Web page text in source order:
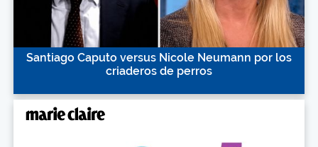
Santiago Caputo versus Nicole Neumann por los
criaderos de perros